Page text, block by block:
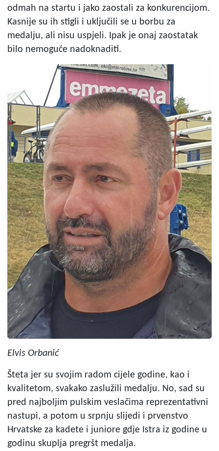
odmah na startu i jako zaostali za konkurencijom.
Kasnije su ih stigli i uključili se u borbu za
medalju, ali nisu uspjeli. Ipak je onaj zaostatak
bilo nemoguće nadoknaditi.
Elvis Orbanić
Šteta jer su svojim radom cijele godine, kao i
kvalitetom, svakako zaslužili medalju. No, sad su
pred najboljim pulskim veslačima reprezentativni
nastupi, a potom u srpnju slijedi i prvenstvo
Hrvatske za kadete i juniore gdje Istra iz godine u
godinu skuplja pregršt medalja.